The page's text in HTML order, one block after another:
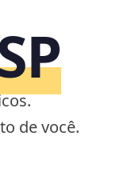
de você.